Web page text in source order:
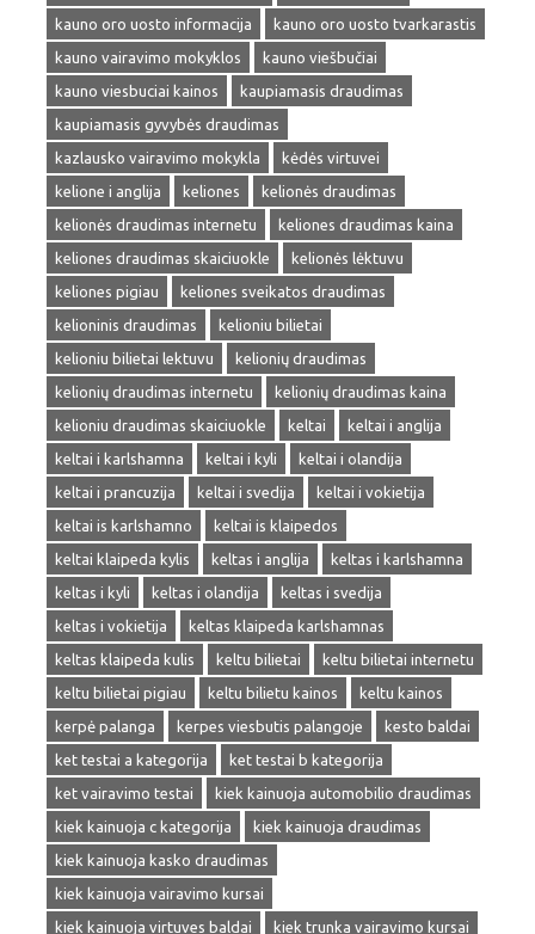
kauno oro uosto informacija
kauno oro uosto tvarkarastis
kauno vairavimo mokyklos
kauno viešbučiai
kauno viesbuciai kainos
kaupiamasis draudimas
kaupiamasis gyvybės draudimas
kazlausko vairavimo mokykla
kėdės virtuvei
kelione i anglija
keliones
kelionės draudimas
kelionės draudimas internetu
keliones draudimas kaina
keliones draudimas skaiciuokle
kelionės lėktuvu
keliones pigiau
keliones sveikatos draudimas
kelioninis draudimas
kelioniu bilietai
kelioniu bilietai lektuvu
kelionių draudimas
kelionių draudimas internetu
kelionių draudimas kaina
kelioniu draudimas skaiciuokle
keltai
keltai i anglija
keltai i karlshamna
keltai i kyli
keltai i olandija
keltai i prancuzija
keltai i svedija
keltai i vokietija
keltai is karlshamno
keltai is klaipedos
keltai klaipeda kylis
keltas i anglija
keltas i karlshamna
keltas i kyli
keltas i olandija
keltas i svedija
keltas i vokietija
keltas klaipeda karlshamnas
keltas klaipeda kulis
keltu bilietai
keltu bilietai internetu
keltu bilietai pigiau
keltu bilietu kainos
keltu kainos
kerpė palanga
kerpes viesbutis palangoje
kesto baldai
ket testai a kategorija
ket testai b kategorija
ket vairavimo testai
kiek kainuoja automobilio draudimas
kiek kainuoja c kategorija
kiek kainuoja draudimas
kiek kainuoja kasko draudimas
kiek kainuoja vairavimo kursai
kiek kainuoja virtuves baldai
kiek trunka vairavimo kursai